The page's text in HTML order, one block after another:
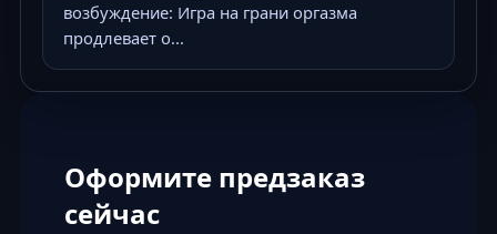
возбуждение: Игра на грани оргазма
продлевает о...
Оформите предзаказ
сейчас